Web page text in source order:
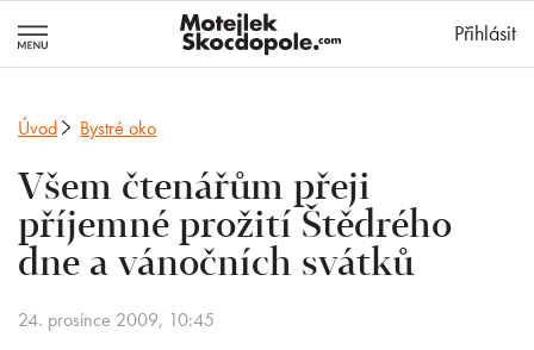
Přihlásit
Úvod Bystré oko
Všem čtenářům přeji
příjemné prožití Štědrého
dne a vánočních svátků
24. prosince 2009, 10:45